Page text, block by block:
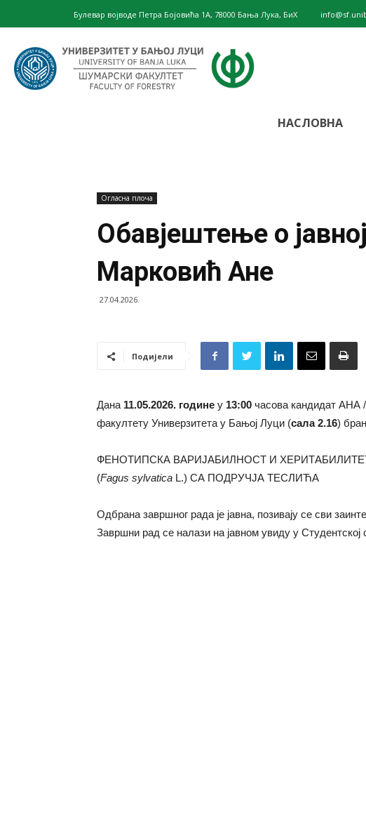
Булевар војводе Петра Бојовића 1А, 78000 Бања Лука, БиХ
у
Луци
НАСЛОВНА
Огласна плоча
Обавјештење о
Марковић Ане
27.04.2026.
Подијели
Дана 11.05.2026. године у 13:00 часова кандидат
факултету Универзитета у Бањој Луци (сала 2.16)
ФЕНОТИПСКА ВАРИЈАБИЛНОСТ И
(Fagus sylvatica L.) СА ПОДРУЧЈА ТЕСЛИЋА
Oдбрана завршног рада је јавна, позивају се сви
Завршни рад се налази на јавном увиду у